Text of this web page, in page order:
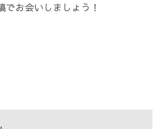
お会いしましょう！